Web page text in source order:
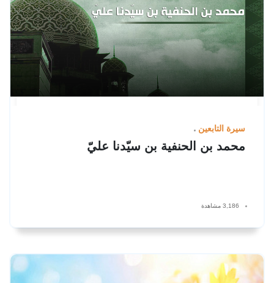
سيرة التابعين
محمد بن الحنفية بن سيّدنا عليّ
3,186 مشاهدة